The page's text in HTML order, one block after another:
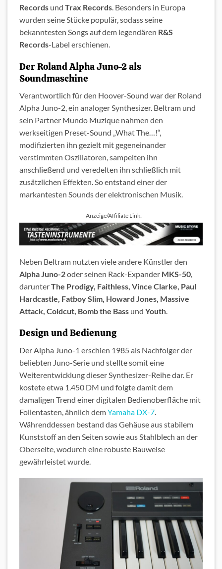
Records und Trax Records. Besonders in Europa
wurden seine Stücke populär, sodass seine
bekanntesten Songs auf dem legendären R&S
Records-Label erschienen.
Der Roland Alpha Juno-2 als
Soundmaschine
Verantwortlich für den Hoover-Sound war der Roland
Alpha Juno-2, ein analoger Synthesizer. Beltram und
sein Partner Mundo Muzique nahmen den
werkseitigen Preset-Sound „What The…!“,
modifizierten ihn gezielt mit gegeneinander
verstimmten Oszillatoren, sampelten ihn
anschließend und veredelten ihn schließlich mit
zusätzlichen Effekten. So entstand einer der
markantesten Sounds der elektronischen Musik.
Anzeige/Affiliate Link:
Neben Beltram nutzten viele andere Künstler den
Alpha Juno-2oder seinen Rack-Expander MKS-50
darunterThe Prodigy, Faithless, Vince Clarke, Paul
Hardcastle, Fatboy Slim, Howard Jones, Massive
Attack, Coldcut, Bomb the Bass und Youth
Design und Bedienung
Der Alpha Juno-1 erschien 1985 als Nachfolger der
beliebten Juno-Serie und stellte somit eine
Weiterentwicklung dieser Synthesizer-Reihe dar. Er
kostete etwa 1.450 DM und folgte damit dem
damaligen Trend einer digitalen Bedienoberfläche mit
Folientasten, ähnlich demYamaha DX-7.
Währenddessen bestand das Gehäuse aus stabilem
Kunststoff an den Seiten sowie aus Stahlblech an der
Oberseite, wodurch eine robuste Bauweise
gewährleistet wurde.